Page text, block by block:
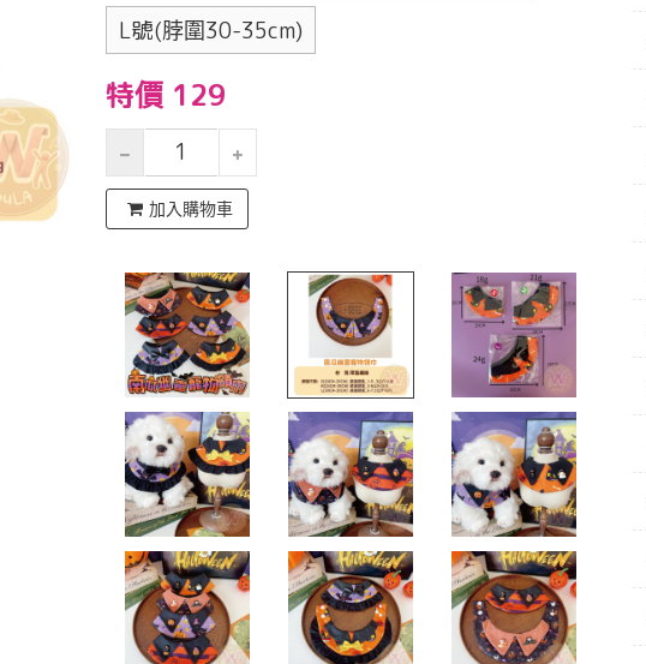
L號(脖圍30-35cm)
特價 129
加入購物車